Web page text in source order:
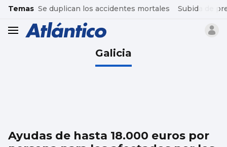
common.go-to-content
Temas Se duplican los accidentes mortales Subida de
header.menu.open
Galicia
Ayudas de hasta 18.000 euros por